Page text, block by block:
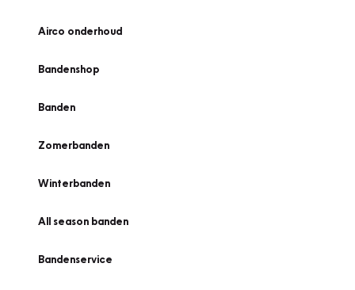
Airco onderhoud
Bandenshop
Banden
Zomerbanden
Winterbanden
All season banden
Bandenservice